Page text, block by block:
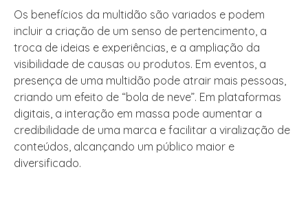
Os benefícios da multidão são variados e podem
incluir a criação de um senso de pertencimento, a
troca de ideias e experiências, e a ampliação da
visibilidade de causas ou produtos. Em eventos, a
presença de uma multidão pode atrair mais pessoas,
criando um efeito de “bola de neve”. Em plataformas
digitais, a interação em massa pode aumentar a
credibilidade de uma marca e facilitar a viralização de
conteúdos, alcançando um público maior e
diversificado.